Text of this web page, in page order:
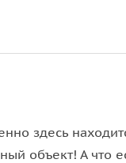
здесь
объект! А что